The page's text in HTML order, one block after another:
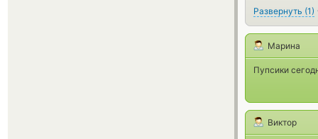
Развернуть (1)
Марина
Пупсики
Виктор